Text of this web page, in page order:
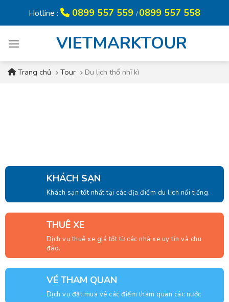
Hotline : 0899 557 559 /0899 557 558
VIETMARKTOUR
Trang chủ Tour Du lịch thổ nhĩ kì
KHÁCH SẠN
Khách sạn tốt nhất tại các địa điểm du lịch nổi tiếng.
THUÊ XE
Dịch vụ thuê xe giá tốt từ các nhà xe uy tín và chu
đáo.
VÉ THAM QUAN
Dịch vụ đặt mua vé các điểm tham quan các nước